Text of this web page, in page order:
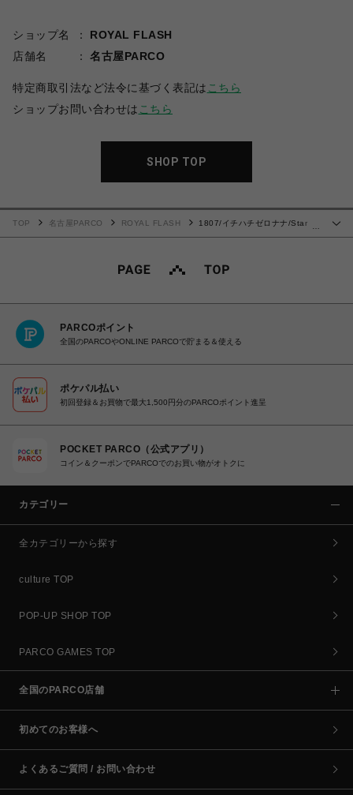
ショップ名
ROYAL FLASH
店舗名
名古屋PARCO
特定商取引法など法令に基づく表記は こちら
ショップお問い合わせは こちら
SHOP TOP
…
TOP 名古屋PARCO ROYAL FLASH
1807/イチハチゼロナナ/Star
PARCOポイント
全国のPARCOやONLINE PARCOで貯まる＆使える
ポケパル払い
初回登録＆お買物で最大1,500円分のPARCOポイント進呈
POCKET PARCO（公式アプリ）
コイン＆クーポンでPARCOでのお買い物がオトクに
カテゴリー
全カテゴリーから探す
culture TOP
POP-UP SHOP TOP
PARCO GAMES TOP
全国のPARCO店舗
初めてのお客様へ
よくあるご質問 / お問い合わせ